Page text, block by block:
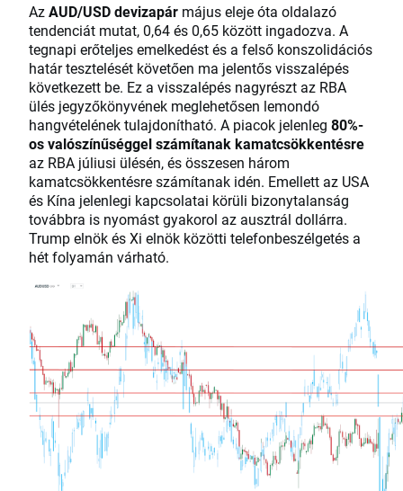
AzAUD/USD devizapár május eleje óta oldalazó
tendenciát mutat, 0,64 és 0,65 között ingadozva. A
tegnapi erőteljes emelkedést és a felső konszolidációs
határ tesztelését követően ma jelentős visszalépés
következett be. Ez a visszalépés nagyrészt az RBA
ülés jegyzőkönyvének meglehetősen lemondó
hangvételének tulajdonítható. A piacok jelenleg 80%-
os valószínűséggel számítanak kamatcsökkentésre
az RBA júliusi ülésén, és összesen három
kamatcsökkentésre számítanak idén. Emellett az USA
és Kína jelenlegi kapcsolatai körüli bizonytalanság
továbbra is nyomást gyakorol az ausztrál dollárra.
Trump elnök és Xi elnök közötti telefonbeszélgetés a
hét folyamán várható.